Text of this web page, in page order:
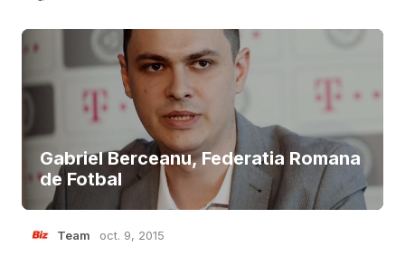
Gabriel Berceanu, Federatia Romana
de Fotbal
Team oct. 9, 2015